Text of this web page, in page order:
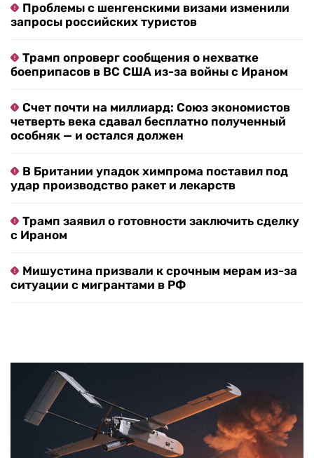
Проблемы с шенгенскими визами изменили
запросы российских туристов
Трамп опроверг сообщения о нехватке
боеприпасов в ВС США из-за войны с Ираном
Счет почти на миллиард: Союз экономистов
четверть века сдавал бесплатно полученный
особняк — и остался должен
В Британии упадок химпрома поставил под
удар производство ракет и лекарств
Трамп заявил о готовности заключить сделку
с Ираном
Мишустина призвали к срочным мерам из-за
ситуации с мигрантами в РФ